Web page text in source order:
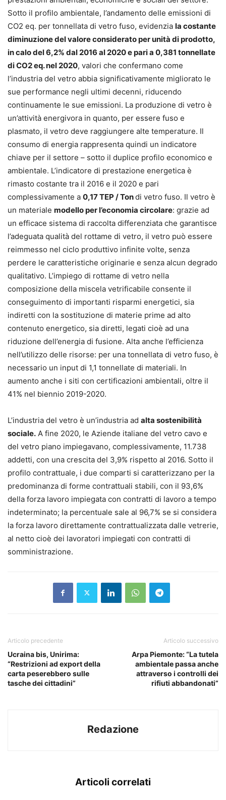
Sotto il profilo ambientale, l’andamento delle emissioni di
CO2 eq. per tonnellata di vetro fuso, evidenzia la costante
diminuzione del valore considerato per unità di prodotto,
in calo del 6,2% dal 2016 al 2020 e pari a 0,381 tonnellate
di CO2 eq. nel 2020, valori che confermano come
l’industria del vetro abbia significativamente migliorato le
sue performance negli ultimi decenni, riducendo
continuamente le sue emissioni. La produzione di vetro è
un’attività energivora in quanto, per essere fuso e
plasmato, il vetro deve raggiungere alte temperature. Il
consumo di energia rappresenta quindi un indicatore
chiave per il settore – sotto il duplice profilo economico e
ambientale. L’indicatore di prestazione energetica è
rimasto costante tra il 2016 e il 2020 e pari
complessivamente a 0,17 TEP / Tondi vetro fuso. Il vetro è
un materiale modello per l’economia circolare: grazie ad
un efficace sistema di raccolta differenziata che garantisce
l’adeguata qualità del rottame di vetro, il vetro può essere
reimmesso nel ciclo produttivo infinite volte, senza
perdere le caratteristiche originarie e senza alcun degrado
qualitativo. L’impiego di rottame di vetro nella
composizione della miscela vetrificabile consente il
conseguimento di importanti risparmi energetici, sia
indiretti con la sostituzione di materie prime ad alto
contenuto energetico, sia diretti, legati cioè ad una
riduzione dell’energia di fusione. Alta anche l’efficienza
nell’utilizzo delle risorse: per una tonnellata di vetro fuso, è
necessario un input di 1,1 tonnellate di materiali. In
aumento anche i siti con certificazioni ambientali, oltre il
41% nel biennio 2019-2020.
L’industria del vetro è un’industria ad alta sostenibilità
sociale. A fine 2020, le Aziende italiane del vetro cavo e
del vetro piano impiegavano, complessivamente, 11.738
addetti, con una crescita del 3,9% rispetto al 2016. Sotto il
profilo contrattuale, i due comparti si caratterizzano per la
predominanza di forme contrattuali stabili, con il 93,6%
della forza lavoro impiegata con contratti di lavoro a tempo
indeterminato; la percentuale sale al 96,7% se si considera
la forza lavoro direttamente contrattualizzata dalle vetrerie,
al netto cioè dei lavoratori impiegati con contratti di
somministrazione.
Articolo precedente
Ucraina bis, Unirima:
“Restrizioni ad export della
carta peserebbero sulle
tasche dei cittadini”
Articolo successivo
Arpa Piemonte: “La tutela
ambientale passa anche
attraverso i controlli dei
rifiuti abbandonati”
Redazione
Articoli correlati